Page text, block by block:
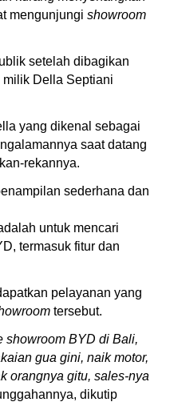
mengunjungi showroom
setelah dibagikan
Della Septiani
yang dikenal sebagai
saat datang
rekannya.
sederhana dan
untuk mencari
termasuk fitur dan
pelayanan yang
tersebut.
showroom BYD di Bali,
gua gini, naik motor,
orangnya gitu, sales-nya
dikutip